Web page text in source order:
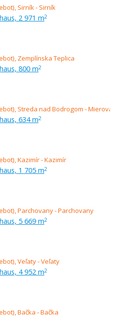
2 971 m2
800 m2
634 m2
1 705 m2
5 669 m2
4 952 m2